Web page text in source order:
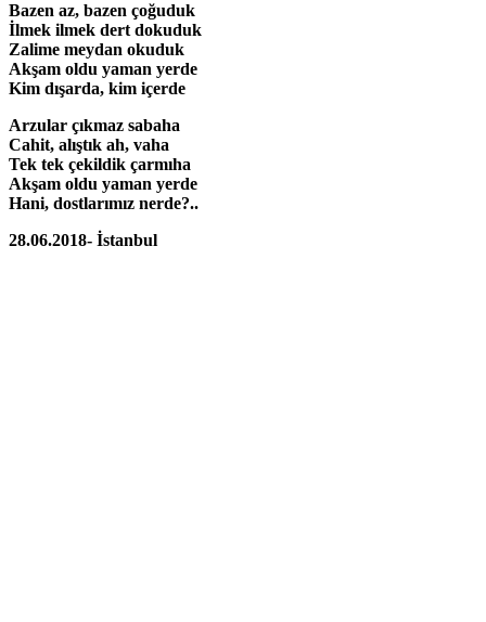
Bazen az, bazen çoğuduk
İlmek ilmek dert dokuduk
Zalime meydan okuduk
Akşam oldu yaman yerde
Kim dışarda, kim içerde
Arzular çıkmaz sabaha
Cahit, alıştık ah, vaha
Tek tek çekildik çarmıha
Akşam oldu yaman yerde
Hani, dostlarımız nerde?..
28.06.2018- İstanbul